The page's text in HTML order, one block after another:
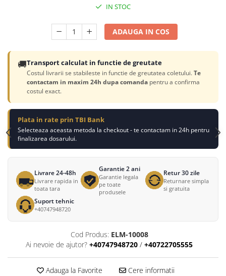
IN STOC
ADAUGA IN COS
🚚Transport calculat in functie de greutate
Costul livrarii se stabileste in functie de greutatea coletului.Te
contactam in maxim 24h dupa comanda pentru a confirma
costul exact.
Plata in rate prin TBI Bank
Selecteaza aceasta metoda la checkout - te contactam in 24h pentru
finalizarea dosarului.
Livrare 24-48h
Livrare rapida in
toata tara
Garantie 2 ani
Garantie legala
pe toate
produsele
Retur 30 zile
Returnare simpla
si gratuita
Suport tehnic
+40747948720
Cod Produs: ELM-10008
Ai nevoie de ajutor? +40747948720 / +40722705555
Adauga la Favorite Cere informatii